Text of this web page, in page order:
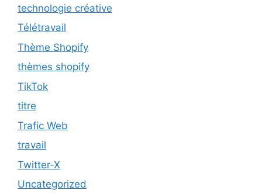
technologie créative
Télétravail
Thème Shopify
thèmes shopify
TikTok
titre
Trafic Web
travail
Twitter-X
Uncategorized